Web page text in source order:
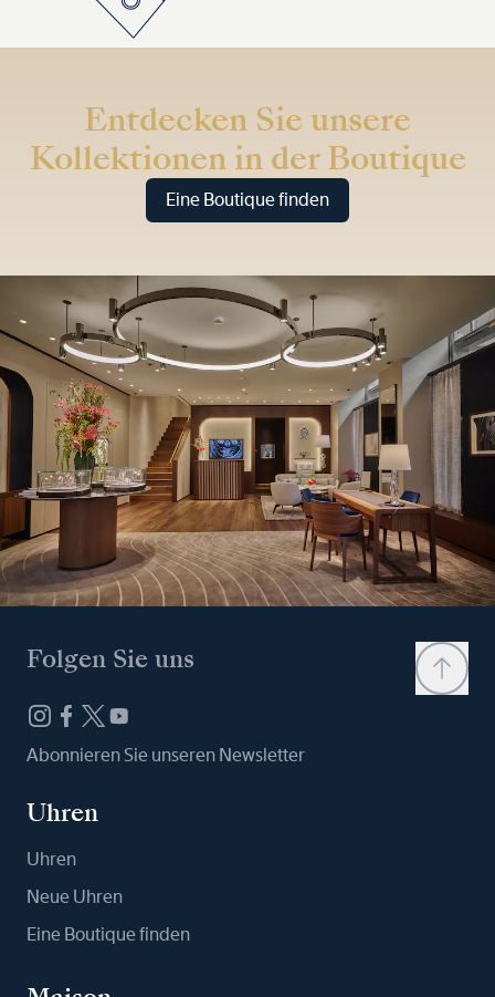
Entdecken Sie unsere
Kollektionen in der Boutique
Eine Boutique finden
Folgen Sie uns
Abonnieren Sie unseren Newsletter
Uhren
Uhren
Neue Uhren
Eine Boutique finden